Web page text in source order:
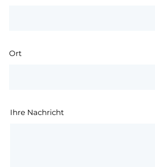
Ort
Ihre Nachricht